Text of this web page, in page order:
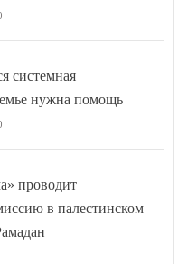
системная
нужна помощь
проводит
в палестинском